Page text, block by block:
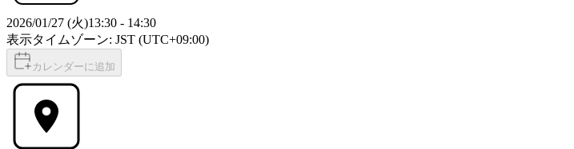
2026/01/27 (火)13:30 - 14:30
表示タイムゾーン: JST (UTC+09:00)
カレンダーに追加